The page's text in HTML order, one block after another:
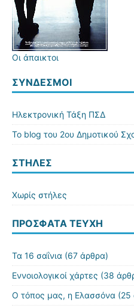
Οι άπαικτοι
ΣΎΝΔΕΣΜΟΙ
Ηλεκτρονική Τάξη ΠΣΔ
Το blog του 2ου Δημοτικού
ΣΤΗΛΕΣ
Χωρίς στήλες
ΠΡΌΣΦΑΤΑ ΤΕΎΧΗ
Τα 16 σαΐνια (67 άρθρα)
Εννοιολογικοί χάρτες (38
Ο τόπος μας, η Ελασσόνα (25